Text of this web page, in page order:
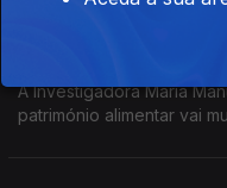
A Investigadora Maria
património alimentar vai